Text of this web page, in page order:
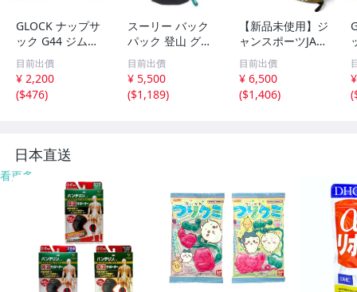
GLOCK ナップサ
ック G44 ジムバ
ッグ 31941 公式
グッズ グロック
リュックサック G
LK-CAS-31941
目前出價
¥ 2,200
($476)
スーリー バック
パック 登山 グリ
ーン ALLTRAIL T
HULE 中古 ◆201
5
目前出價
¥ 5,500
($1,189)
【新品未使用】ジ
ャンスポーツJAN
SPORTリュック 3
1L
目前出價
¥ 6,500
($1,406)
(
日本直送
看更多